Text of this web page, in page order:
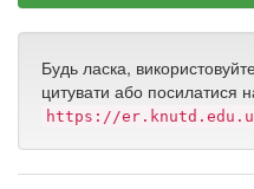
Будь ласка,
цитувати або посилатися
https://